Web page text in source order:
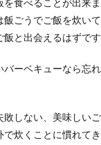
を食べることが出来
ごうでご飯を炊い
と出会えるはずです
バーベキューなら忘
敗しない、美味しい
炊くことに慣れて